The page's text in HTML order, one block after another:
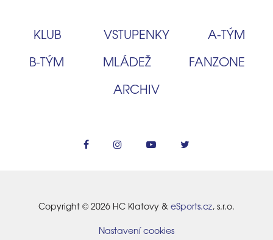
KLUB VSTUPENKY
A‑TÝM
B‑TÝM
MLÁDEŽ
FANZONE
ARCHIV
Copyright © 2026 HC Klatovy & eSports.cz, s.r.o.
Nastavení cookies